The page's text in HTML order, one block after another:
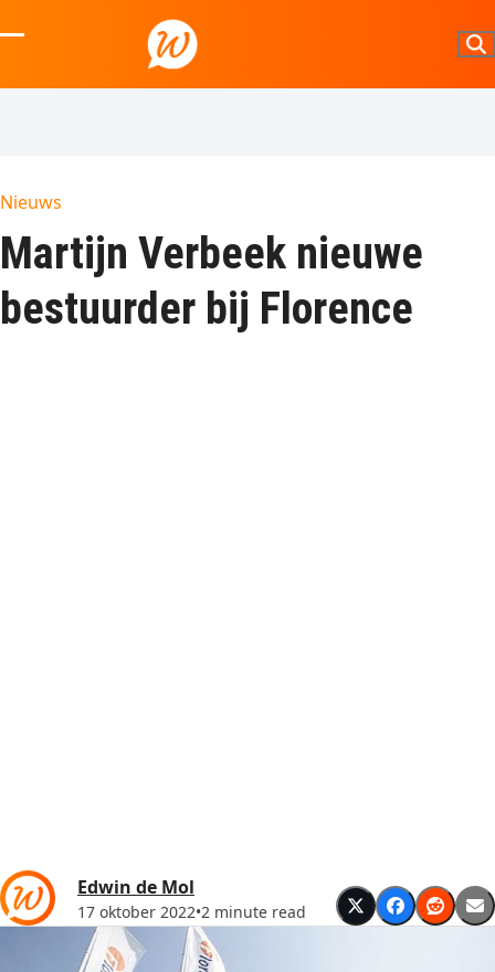
to
mobile
mobile
Nieuws
Martijn Verbeek nieuwe
bestuurder bij Florence
Edwin de Mol
17 oktober 2022•2 minute read